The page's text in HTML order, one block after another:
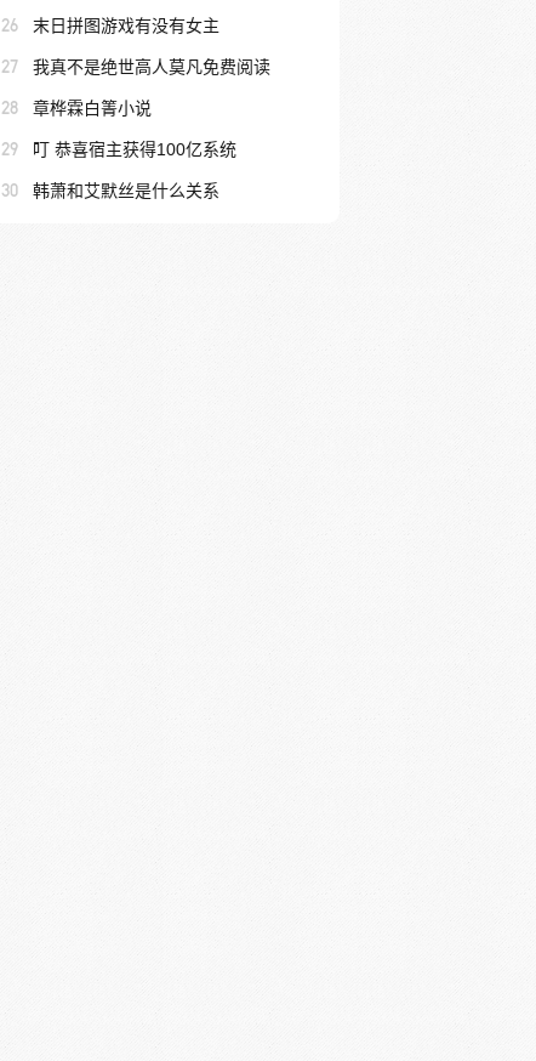
26 末日拼图游戏有没有女主
27 我真不是绝世高人莫凡免费阅读
28 章桦霖白箐小说
29 叮 恭喜宿主获得100亿系统
30 韩萧和艾默丝是什么关系